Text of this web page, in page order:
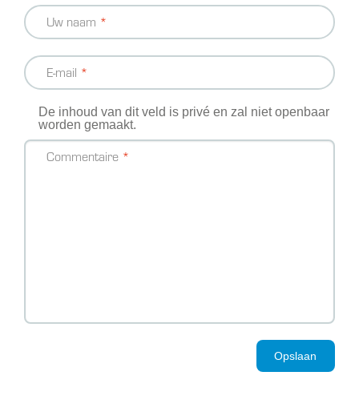
Uw naam
E-mail
De inhoud van dit veld is privé en zal niet openbaar
worden gemaakt.
Commentaire
Opslaan